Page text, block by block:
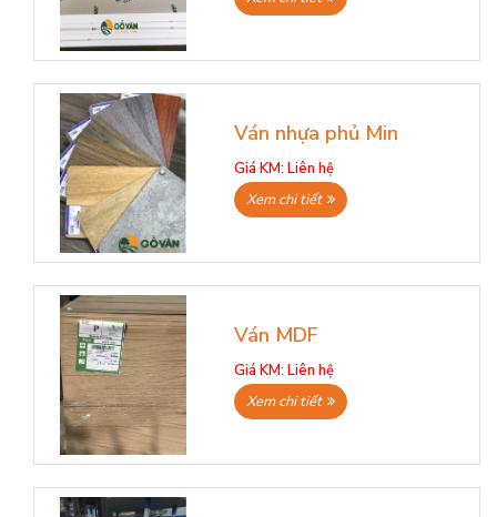
Ván nhựa phủ Min
Giá KM: Liên hệ
Xem chi tiết
Ván MDF
Giá KM: Liên hệ
Xem chi tiết